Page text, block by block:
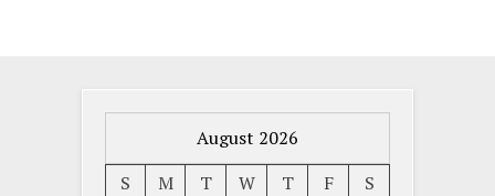
August 2026
S
M T W T F
S